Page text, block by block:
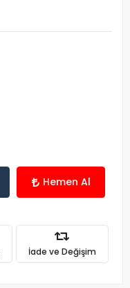
Hemen Al
İade ve Değişim